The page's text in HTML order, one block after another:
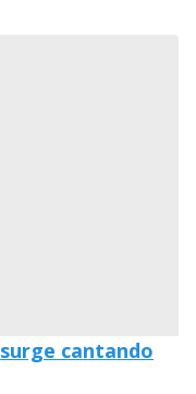
cantando